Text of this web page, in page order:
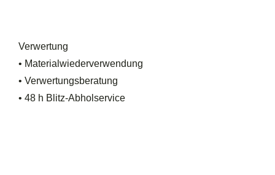
Verwertung
• Materialwiederverwendung
• Verwertungsberatung
• 48 h Blitz-Abholservice